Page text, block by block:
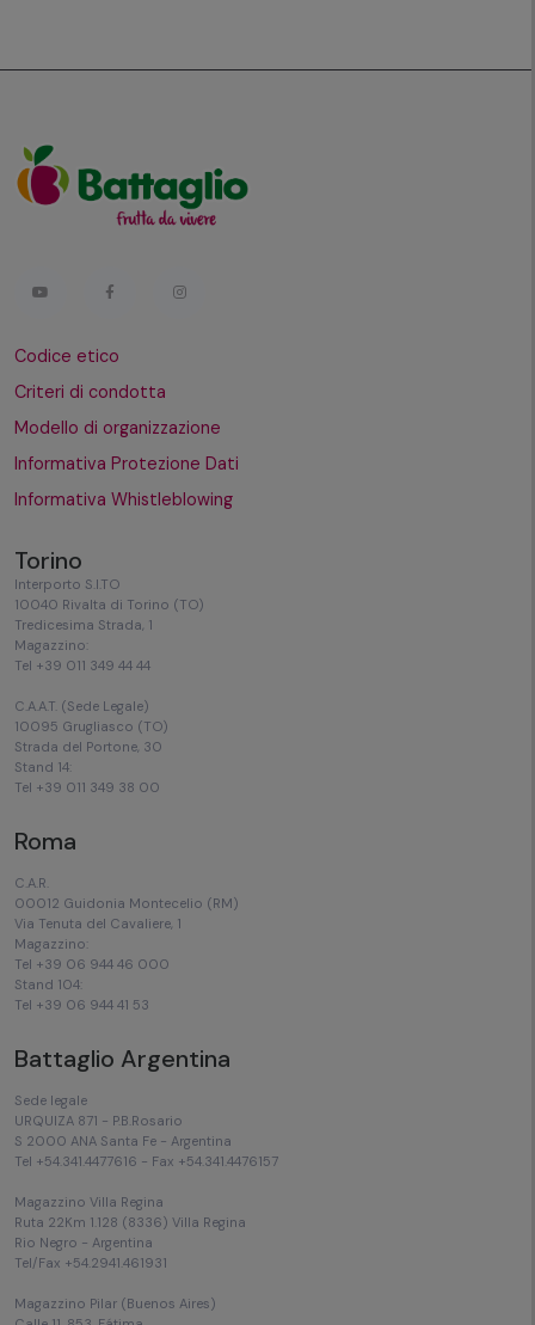
Codice etico
Criteri di condotta
Modello di organizzazione
Informativa Protezione Dati
Informativa Whistleblowing
Torino
Interporto S.I.TO
10040 Rivalta di Torino (TO)
Tredicesima Strada, 1
Magazzino:
Tel +39 011 349 44 44
C.A.A.T. (Sede Legale)
10095 Grugliasco (TO)
Strada del Portone, 30
Stand 14:
Tel +39 011 349 38 00
Roma
C.A.R.
00012 Guidonia Montecelio (RM)
Via Tenuta del Cavaliere, 1
Magazzino:
Tel +39 06 944 46 000
Stand 104:
Tel +39 06 944 41 53
Battaglio Argentina
Sede legale
URQUIZA 871 - P.B.Rosario
S 2000 ANA Santa Fe - Argentina
Tel +54.341.4477616 - Fax +54.341.4476157
Magazzino Villa Regina
Ruta 22Km 1.128 (8336) Villa Regina
Rio Negro - Argentina
Tel/Fax +54.2941.461931
Magazzino Pilar (Buenos Aires)